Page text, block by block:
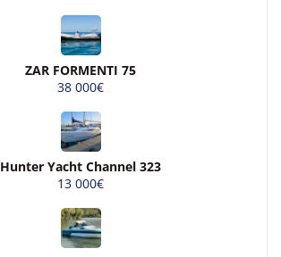
ZAR FORMENTI 75
38 000€
Hunter Yacht Channel 323
13 000€